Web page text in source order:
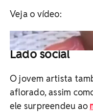
Veja o vídeo:
Vídeo:
Lado social
O jovem artista
aflorado, assim
ele surpreendeu ao